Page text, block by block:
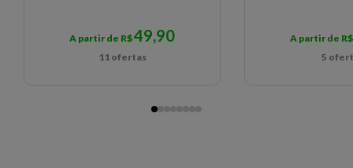
A partir de R$49,90
11 ofertas
A partir de
5